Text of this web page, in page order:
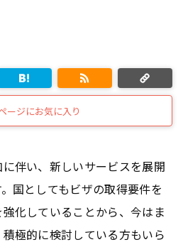
ージにお気に入り
伴い、新しいサービスを展開
国としてもビザの取得要件を
化していることから、今はま
極的に検討している方もいら